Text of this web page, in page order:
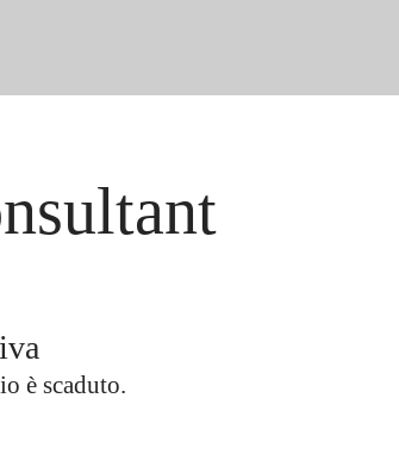
è scaduto.